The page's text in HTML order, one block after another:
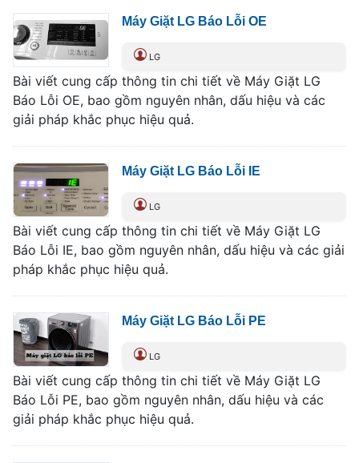
Máy Giặt LG Báo Lỗi OE
LG
Bài viết cung cấp thông tin chi tiết về Máy Giặt LG
Báo Lỗi OE, bao gồm nguyên nhân, dấu hiệu và các
giải pháp khắc phục hiệu quả.
Máy Giặt LG Báo Lỗi IE
LG
Bài viết cung cấp thông tin chi tiết về Máy Giặt LG
Báo Lỗi IE, bao gồm nguyên nhân, dấu hiệu và các giải
pháp khắc phục hiệu quả.
Máy Giặt LG Báo Lỗi PE
LG
Bài viết cung cấp thông tin chi tiết về Máy Giặt LG
Báo Lỗi PE, bao gồm nguyên nhân, dấu hiệu và các
giải pháp khắc phục hiệu quả.